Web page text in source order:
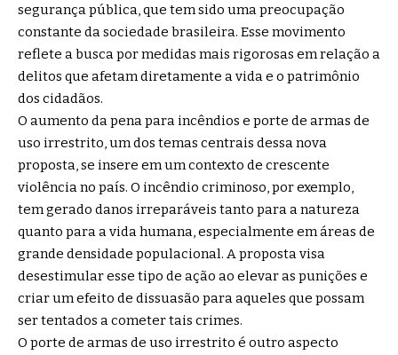
segurança pública, que tem sido uma preocupação
constante da sociedade brasileira. Esse movimento
reflete a busca por medidas mais rigorosas em relação a
delitos que afetam diretamente a vida e o patrimônio
dos cidadãos.
O aumento da pena para incêndios e porte de armas de
uso irrestrito, um dos temas centrais dessa nova
proposta, se insere em um contexto de crescente
violência no país. O incêndio criminoso, por exemplo,
tem gerado danos irreparáveis tanto para a natureza
quanto para a vida humana, especialmente em áreas de
grande densidade populacional. A proposta visa
desestimular esse tipo de ação ao elevar as punições e
criar um efeito de dissuasão para aqueles que possam
ser tentados a cometer tais crimes.
O porte de armas de uso irrestrito é outro aspecto